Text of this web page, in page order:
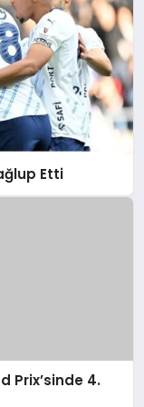
Etti
Prix’sinde 4.